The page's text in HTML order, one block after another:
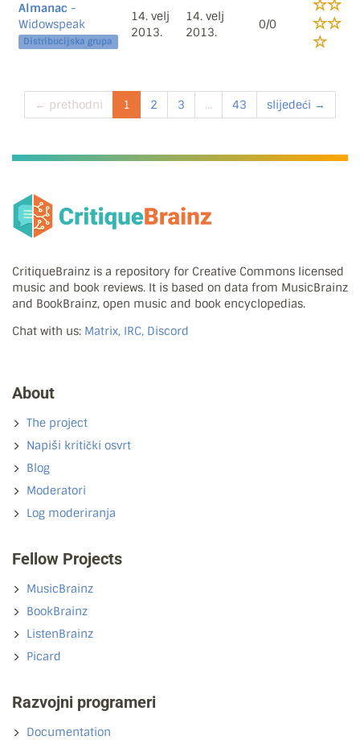
Almanac -
Widowspeak
Distribucijska grupa
14. velj
2013.
14. velj
2013.
0/0
← prethodni 1 2 3 ... 43 slijedeći →
CritiqueBrainz is a repository for Creative Commons licensed
music and book reviews. It is based on data from MusicBrainz
and BookBrainz, open music and book encyclopedias.
Chat with us: Matrix, IRC, Discord
About
The project
Napiši kritički osvrt
Blog
Moderatori
Log moderiranja
Fellow Projects
MusicBrainz
BookBrainz
ListenBrainz
Picard
Razvojni programeri
Documentation